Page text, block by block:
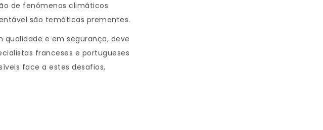
de fenómenos climáticos
são temáticas prementes.
e em segurança, deve
franceses e portugueses
face a estes desafios,